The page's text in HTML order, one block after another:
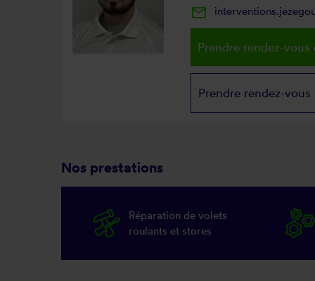
mail_outline
Prendre rendez-vous
Prendre rendez-vous
Nos prestations
Réparation de volets
roulants et stores